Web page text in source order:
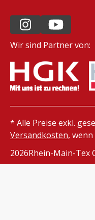
Wir sind Partner von:
* Alle Preise exkl.
Versandkosten,
2026Rhein-Main-Tex